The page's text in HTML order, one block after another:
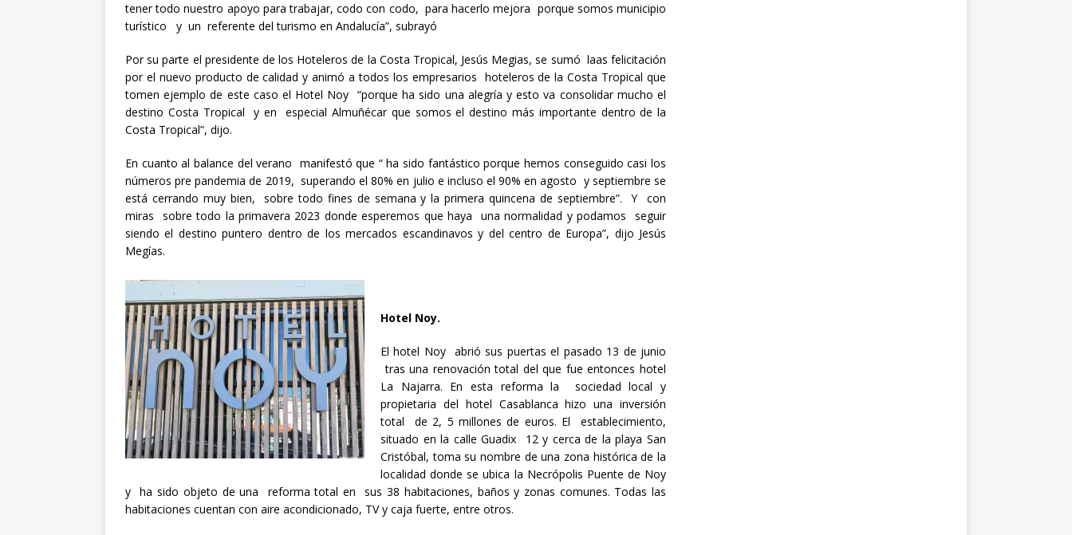
tener todo nuestro apoyo para trabajar, codo con codo, para hacerlo mejora porque somos municipio
turístico y un referente del turismo en Andalucía”, subrayó
Por su parte el presidente de los Hoteleros de la Costa Tropical, Jesús Megias, se sumó laas felicitación
por el nuevo producto de calidad y animó a todos los empresarios hoteleros de la Costa Tropical que
tomen ejemplo de este caso el Hotel Noy “porque ha sido una alegría y esto va consolidar mucho el
destino Costa Tropical y en especial Almuñécar que somos el destino más importante dentro de la
Costa Tropical”, dijo.
En cuanto al balance del verano manifestó que “ ha sido fantástico porque hemos conseguido casi los
números pre pandemia de 2019, superando el 80% en julio e incluso el 90% en agosto y septiembre se
está cerrando muy bien, sobre todo fines de semana y la primera quincena de septiembre”. Y con
miras sobre todo la primavera 2023 donde esperemos que haya una normalidad y podamos seguir
siendo el destino puntero dentro de los mercados escandinavos y del centro de Europa”, dijo Jesús
Megías.
Hotel Noy.
El hotel Noy abrió sus puertas el pasado 13 de junio
tras una renovación total del que fue entonces hotel
La Najarra. En esta reforma la sociedad local y
propietaria del hotel Casablanca hizo una inversión
total de 2, 5 millones de euros. El establecimiento,
situado en la calle Guadix 12 y cerca de la playa San
Cristóbal, toma su nombre de una zona histórica de la
localidad donde se ubica la Necrópolis Puente de Noy
y ha sido objeto de una reforma total en sus 38 habitaciones, baños y zonas comunes. Todas las
habitaciones cuentan con aire acondicionado, TV y caja fuerte, entre otros.